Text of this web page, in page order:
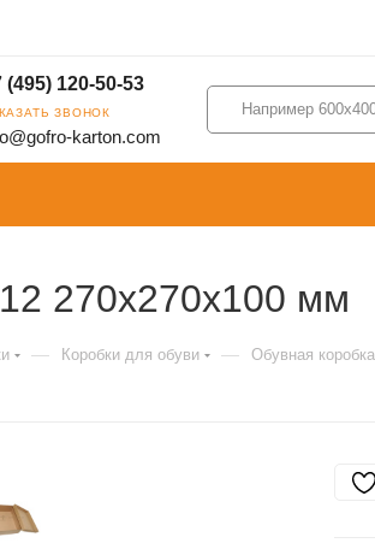
(495) 120-50-53
ЗВОНОК
karton.com
270х270х100 мм
— Коробки для обуви — Обувная